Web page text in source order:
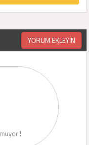
YORUM EKLEYİN
!